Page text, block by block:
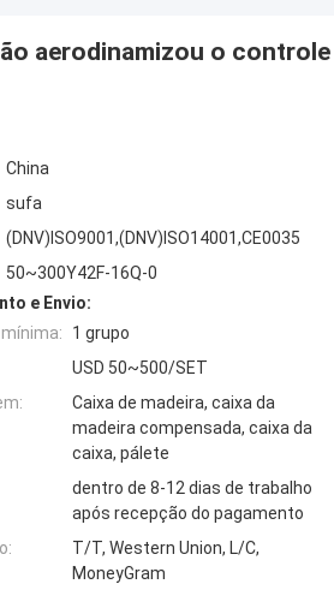
aerodinamizou o
China
sufa
(DNV)ISO9001,(DNV)ISO14001,CE0035
50~300Y42F-16Q-0
e Envio:
1 grupo
USD 50~500/SET
Caixa de madeira, caixa da
madeira compensada, caixa da
caixa, pálete
dentro de 8-12 dias de trabalho
após recepção do pagamento
T/T, Western Union, L/C,
MoneyGram